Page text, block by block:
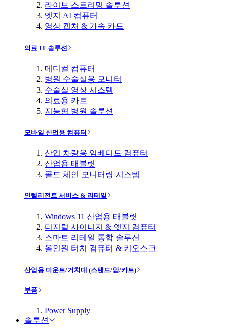
라이브 스트리밍 솔루션
엣지 AI 컴퓨터
영상 캡처 & 가속 카드
의료 IT 솔루션
메디컬 컴퓨터
병원 수술실용 모니터
수술실 영상 시스템
의료용 카트
지능형 병원 솔루션
모바일 산업용 컴퓨터
산업 차량용 임베디드 컴퓨터
산업용 태블릿
콜드 체인 모니터링 시스템
인텔리전트 서비스 & 리테일
Windows 11 산업용 태블릿
디지털 사이니지 & 엣지 컴퓨터
스마트 리테일 통합 솔루션
올인원 터치 컴퓨터 & 키오스크
산업용 마운트/거치대 (스탠드/암/카트)
부품
Power Supply
솔루션